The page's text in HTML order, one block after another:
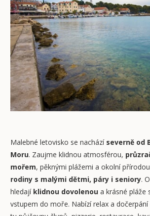
Malebné letovisko se nachází severně od
Moru. Zaujme klidnou atmosférou,
mořem, pěknými plážemi a okolní
rodiny s malými dětmi, páry i seniory.
hledají klidnou dovolenou a krásné pláže
vstupem do moře. Nabízí relax a